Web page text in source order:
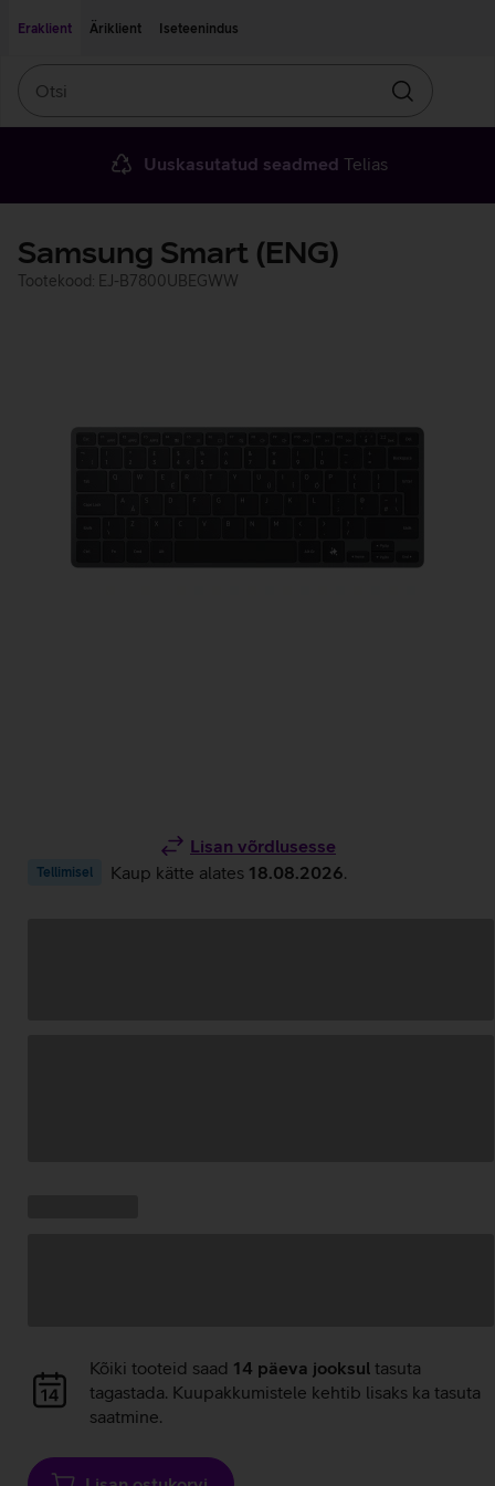
Eraklient
Äriklient Iseteenindus
Otsin
Uuskasutatud seadmed Telias
Samsung Smart (ENG)
Tootekood: EJ-B7800UBEGWW
Lisan võrdlusesse
Tellimisel Kaup kätte alates 18.08.2026
Andmete
laadimine
Kõiki tooteid saad 14 päeva jooksul tasuta
tagastada. Kuupakkumistele kehtib lisaks ka tasuta
saatmine.